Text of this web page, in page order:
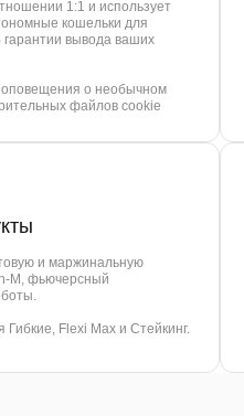
1:1 и использует
кошельки для
вывода ваших
о необычном
файлов cookie
и маржинальную
M, фьючерсный
боты.
Гибкие, Flexi Max и Стейкинг.